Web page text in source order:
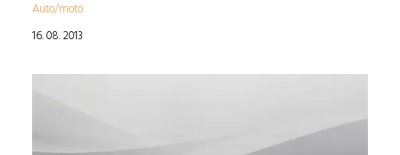
Auto/moto
16. 08. 2013